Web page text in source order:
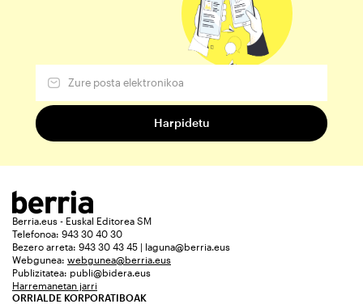
Berria.eus - Euskal Editorea SM
Telefonoa: 943 30 40 30
Bezero arreta: 943 30 43 45 | laguna@berria.eus
Webgunea: webgunea@berria.eus
Publizitatea: publi@bidera.eus
Harremanetan jarri
ORRIALDE KORPORATIBOAK